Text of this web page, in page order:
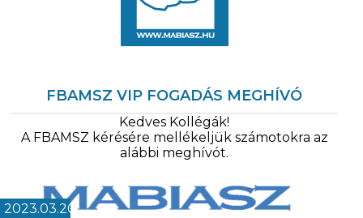
FBAMSZ VIP FOGADÁS MEGHÍVÓ
Kedves Kollégák!
A FBAMSZ kérésére mellékeljük számotokra az
alábbi meghívót.
2023.03.20